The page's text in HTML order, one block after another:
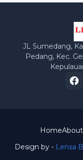
JL Sumedang,
Pedang, Kec.
Design by - Lensa
Home